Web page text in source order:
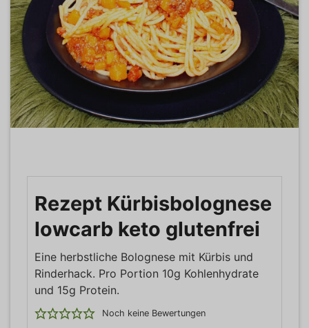
Rezept Kürbisbolognese
lowcarb keto glutenfrei
Eine herbstliche Bolognese mit Kürbis und
Rinderhack. Pro Portion 10g Kohlenhydrate
und 15g Protein.
Noch keine Bewertungen